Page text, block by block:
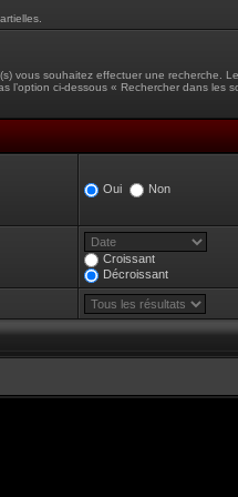
vous souhaitez effectuer une recherche.
l’option ci-dessous « Rechercher dans les
Oui Non
Croissant
Décroissant